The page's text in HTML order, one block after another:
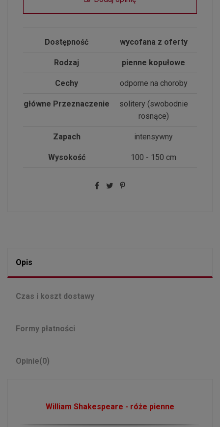
Dostępność wycofana z oferty
Rodzaj pienne kopułowe
Cechy odporne na choroby
główne Przeznaczenie
solitery (swobodnie
rosnące)
Zapach intensywny
Wysokość 100 - 150 cm
Opis
Czas i koszt dostawy
Formy płatności
Opinie(0)
William Shakespeare - róże pienne